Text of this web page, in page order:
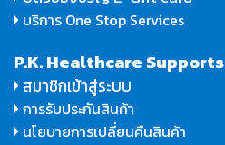
บริการ One Stop Services
P.K. Healthcare Supports
สมาชิกเข้าสู่ระบบ
การรับประกันสินค้า
นโยบายการเปลี่ยนคืนสินค้า